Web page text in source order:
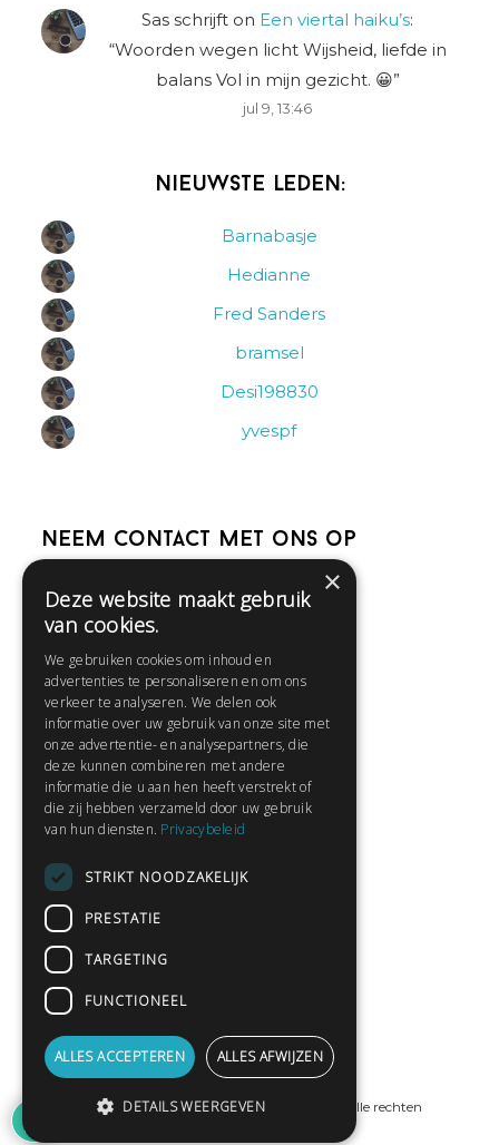
Sas schrijft on Een viertal haiku’s:
“Woorden wegen licht Wijsheid, liefde in
balans Vol in mijn gezicht. 😀”
jul 9, 13:46
Nieuwste leden:
Barnabasje
Hedianne
Fred Sanders
bramsel
Desi198830
yvespf
Neem contact met ons op
Help
Contact
Huisregels
Snel naar:
Gratis aanmelden
Privacybeleid
Gedichten lezen
Schrijfwedstrijden
Schrijftips
© Copyright 2019 - 2026ProPublishing
· Alle rechten
×
Deze website maakt gebruik
van cookies.
We gebruiken cookies om inhoud en
advertenties te personaliseren en om ons
verkeer te analyseren. We delen ook
informatie over uw gebruik van onze site met
onze advertentie- en analysepartners, die
deze kunnen combineren met andere
informatie die u aan hen heeft verstrekt of
die zij hebben verzameld door uw gebruik
van hun diensten. Privacybeleid
STRIKT NOODZAKELIJK
PRESTATIE
TARGETING
FUNCTIONEEL
ALLES ACCEPTEREN ALLES AFWIJZEN
DETAILS WEERGEVEN